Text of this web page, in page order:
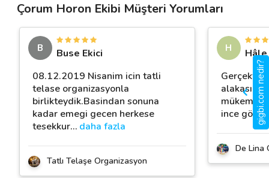
Çorum Horon Ekibi Müşteri Yorumları
B
Buse Ekici
08.12.2019 Nisanim icin tatli
telase organizasyonla
birlikteydik.Basindan sonuna
kadar emegi gecen herkese
tesekkur… daha fazla
Tatlı Telaşe Organizasyon
H
Hâle
alakası
ince
De Lina
gigbi.com nedir?